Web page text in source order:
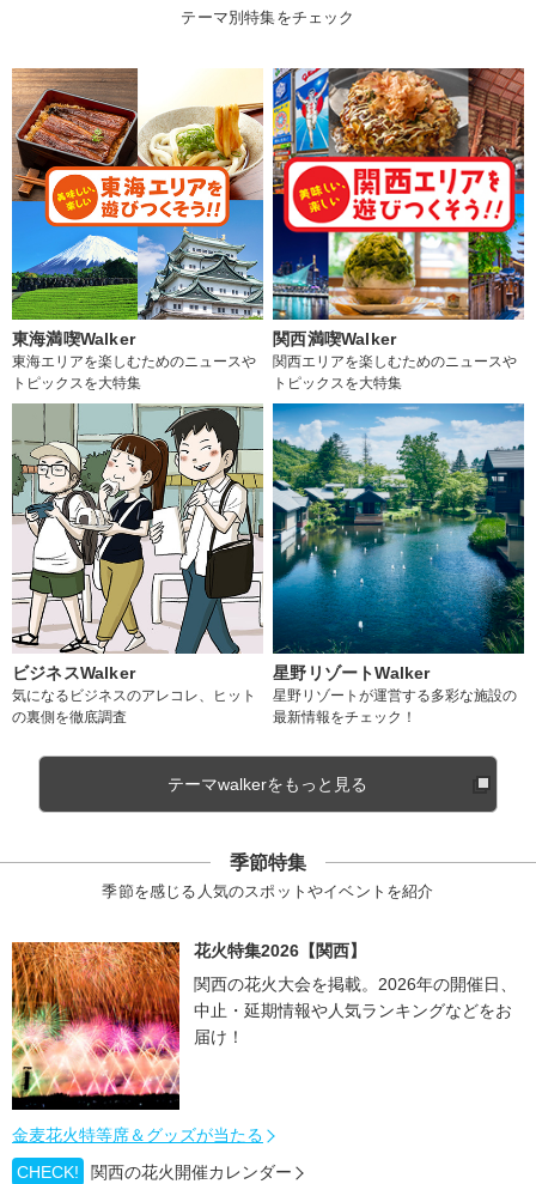
テーマ別特集をチェック
東海満喫Walker
東海エリアを楽しむためのニュースや
トピックスを大特集
関西満喫Walker
関西エリアを楽しむためのニュースや
トピックスを大特集
ビジネスWalker
気になるビジネスのアレコレ、ヒット
の裏側を徹底調査
星野リゾートWalker
星野リゾートが運営する多彩な施設の
最新情報をチェック！
テーマwalkerをもっと見る
季節特集
季節を感じる人気のスポットやイベントを紹介
花火特集2026【関西】
関西の花火大会を掲載。2026年の開催日、
中止・延期情報や人気ランキングなどをお
届け！
金麦花火特等席＆グッズが当たる
CHECK!
関西の花火開催カレンダー